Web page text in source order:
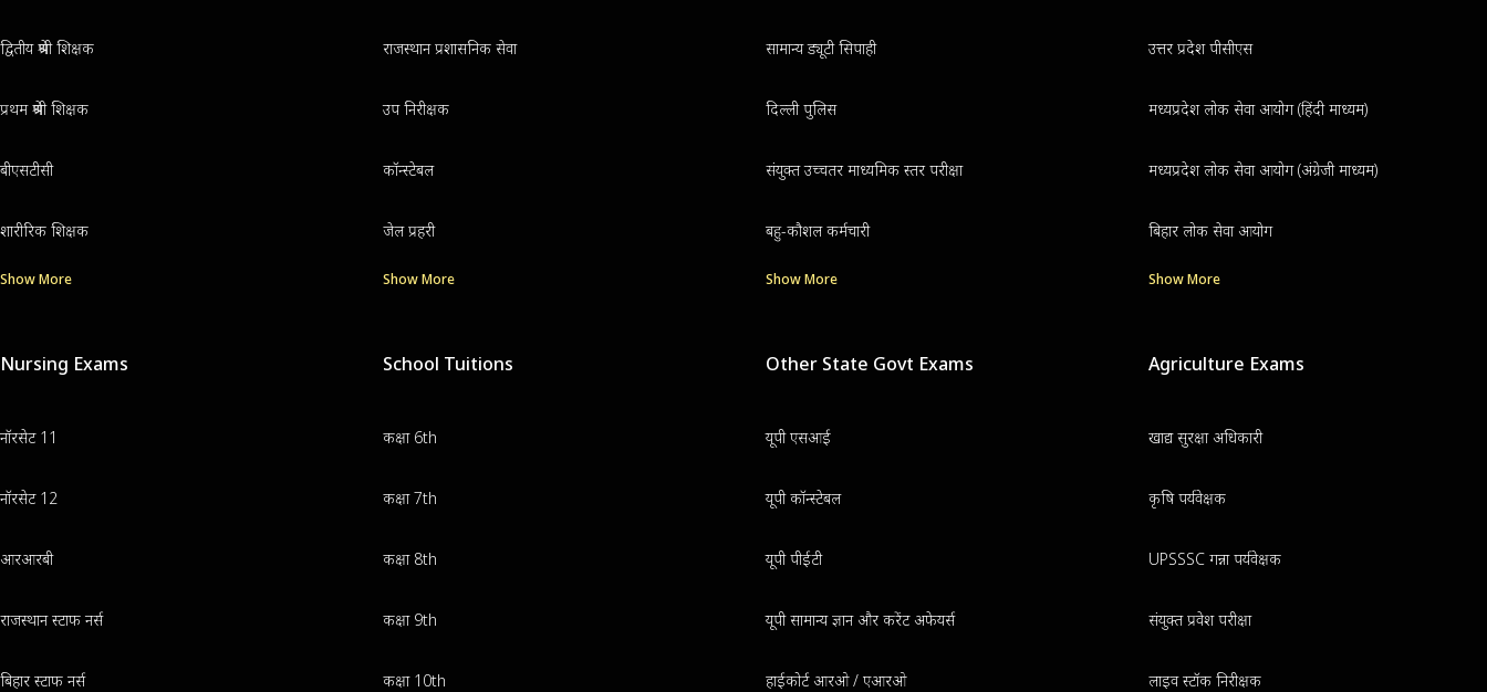
द्वितीय श्रेणी शिक्षक
प्रथम श्रेणी शिक्षक
बीएसटीसी
शारीरिक शिक्षक
Show More
राजस्थान प्रशासनिक सेवा
उप निरीक्षक
कॉन्स्टेबल
जेल प्रहरी
Show More
सामान्य ड्यूटी सिपाही
दिल्ली पुलिस
संयुक्त उच्चतर माध्यमिक स्तर परीक्षा
बहु-कौशल कर्मचारी
Show More
उत्तर प्रदेश पीसीएस
मध्यप्रदेश लोक सेवा आयोग (हिंदी माध्यम)
मध्यप्रदेश लोक सेवा आयोग (अंग्रेजी माध्यम)
बिहार लोक सेवा आयोग
Show More
Nursing Exams
नॉरसेट 11
नॉरसेट 12
आरआरबी
राजस्थान स्टाफ नर्स
बिहार स्टाफ नर्स
School Tuitions
कक्षा 6th
कक्षा 7th
कक्षा 8th
कक्षा 9th
कक्षा 10th
Other State Govt Exams
यूपी एसआई
यूपी कॉन्स्टेबल
यूपी पीईटी
यूपी सामान्य ज्ञान और करेंट अफेयर्स
हाईकोर्ट आरओ / एआरओ
Agriculture Exams
खाद्य सुरक्षा अधिकारी
कृषि पर्यवेक्षक
UPSSSC गन्ना पर्यवेक्षक
संयुक्त प्रवेश परीक्षा
लाइव स्टॉक निरीक्षक